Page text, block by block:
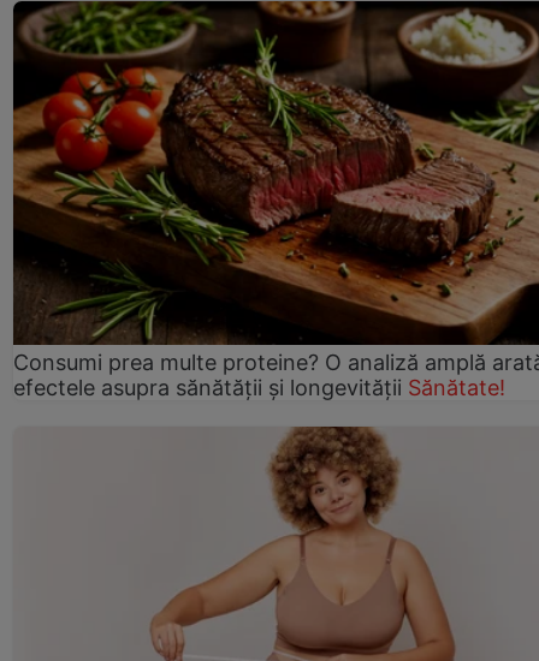
Consumi prea multe proteine? O analiză amplă
efectele asupra sănătății și longevității Sănătate!